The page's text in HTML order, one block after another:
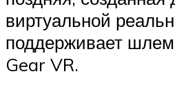
виртуальной
поддерживает
Gear VR.